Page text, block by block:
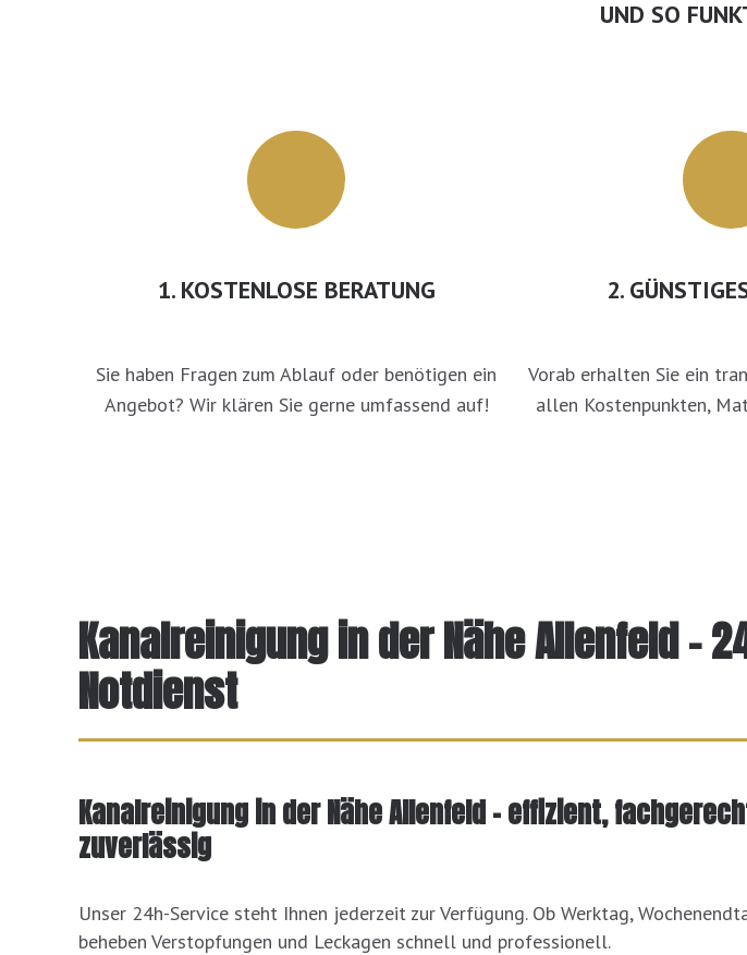
UND SO
1. KOSTENLOSE BERATUNG
Sie haben Fragen zum Ablauf oder benötigen ein
Angebot? Wir klären Sie gerne umfassend auf!
2.
Vorab erhalten Sie ein
allen Kostenpunkten,
Kanalreinigung in der Nähe Allenfeld –
Notdienst
Kanalreinigung in der Nähe Allenfeld – effizient,
zuverlässig
Unser 24h-Service steht Ihnen jederzeit zur Verfügung. Ob Werktag,
beheben Verstopfungen und Leckagen schnell und professionell.